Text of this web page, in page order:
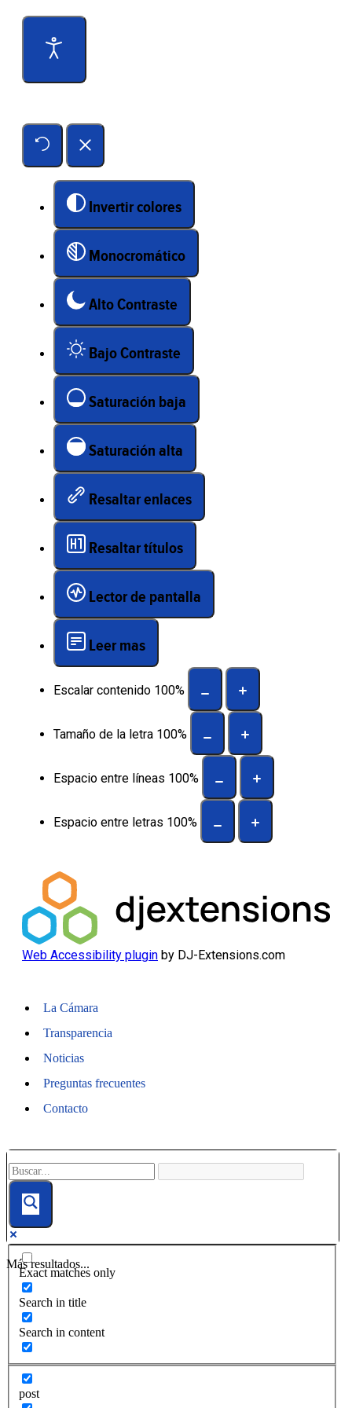
Invertir colores
Monocromático
Alto Contraste
Bajo Contraste
Saturación baja
Saturación alta
Resaltar enlaces
Resaltar títulos
Lector de pantalla
Leer mas
Escalar contenido 100%
Tamaño de la letra 100%
Espacio entre líneas 100%
Espacio entre letras 100%
Web Accessibility plugin by DJ-Extensions.com
La Cámara
Transparencia
Noticias
Preguntas frecuentes
Contacto
Más resultados...
Exact matches only
Search in title
Search in content
post